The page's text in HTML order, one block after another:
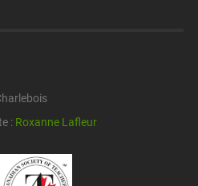
: Roxanne Lafleur